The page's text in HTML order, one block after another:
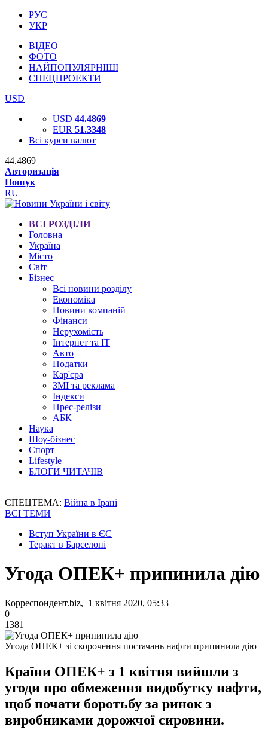
РУС
УКР
ВІДЕО
ФОТО
НАЙПОПУЛЯРНІШІ
СПЕЦПРОЕКТИ
USD
USD 44.4869
EUR 51.3348
Всі курси валют
44.4869
Авторизація
Пошук
RU
ВСІ РОЗДІЛИ
Головна
Україна
Місто
Світ
Бізнес
Всі новини розділу
Економіка
Новини компаній
Фінанси
Нерухомість
Інтернет та IT
Авто
Податки
Кар'єра
ЗМІ та реклама
Індекси
Прес-релізи
АБК
Наука
Шоу-бізнес
Спорт
Lifestyle
БЛОГИ ЧИТАЧІВ
СПЕЦТЕМА: Війна в Ірані
ВСІ ТЕМИ
Вступ України в ЄС
Теракт в Барселоні
Угода ОПЕК+ припинила дію
Корреспондент.biz, 1 квітня 2020, 05:33
0
1381
Угода ОПЕК+ зі скорочення постачань нафти припинила дію
Країни ОПЕК+ з 1 квітня вийшли з
угоди про обмеження видобутку нафти,
щоб почати боротьбу за ринок з
виробниками дорожчої сировини.